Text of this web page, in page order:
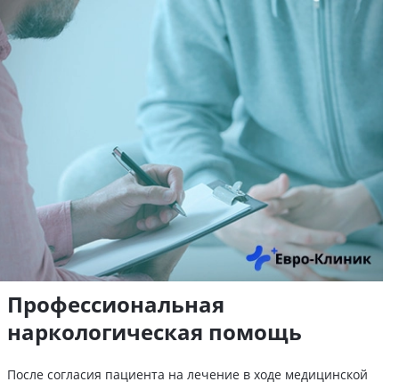
Профессиональная
наркологическая помощь
После согласия пациента на лечение в ходе медицинской